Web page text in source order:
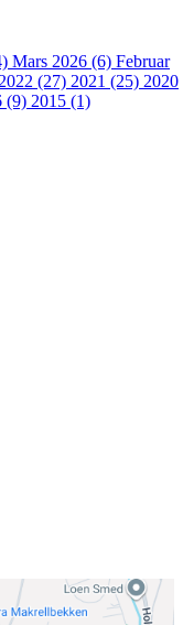
Mars 2026 (6) Februar
2022 (27) 2021 (25) 2020
(9) 2015 (1)